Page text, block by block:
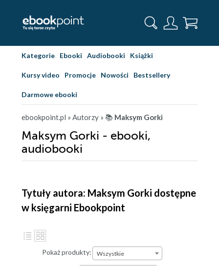
Kategorie Ebooki Audiobooki Książki
Kursy video Promocje Nowości Bestsellery
Darmowe ebooki
ebookpoint.pl » Autorzy » 📚 Maksym Gorki
Maksym Gorki - ebooki,
audiobooki
Tytuły autora: Maksym Gorki dostępne
w księgarni Ebookpoint
Pokaż produkty: Wszystkie